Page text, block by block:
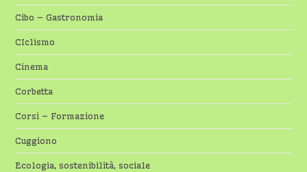
Cibo – Gastronomia
CIclismo
Cinema
Corbetta
Corsi – Formazione
Cuggiono
Ecologia, sostenibilità, sociale